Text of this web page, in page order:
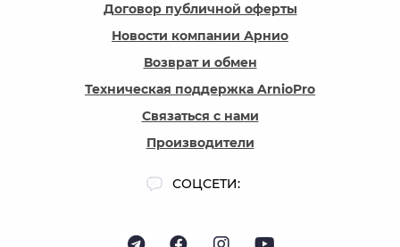
Договор публичной оферты
Новости компании Арнио
Возврат и обмен
Техническая поддержка ArnioPro
Связаться с нами
Производители
СОЦСЕТИ: